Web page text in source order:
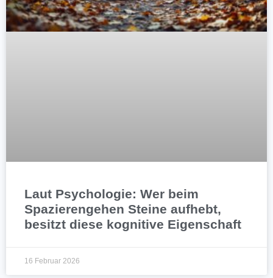
Laut Psychologie: Wer beim
Spazierengehen Steine aufhebt,
besitzt diese kognitive Eigenschaft
16 Februar 2026